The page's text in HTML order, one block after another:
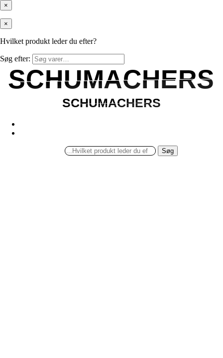
×
×
Hvilket produkt leder du efter?
Søg efter:
SCHUMACHERS
SCHUMACHERS
SCHUMACHERS
SCHUMACHERS
Søg